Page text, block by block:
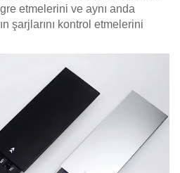
etmelerini ve aynı anda
şarjlarını kontrol etmelerini